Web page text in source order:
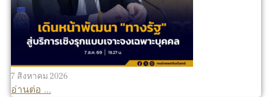
7 สิงหาคม 2026
อ่านต่อ ...